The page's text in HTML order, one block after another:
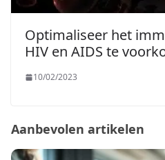
Optimaliseer het
HIV en AIDS te
10/02/2023
Aanbevolen artikelen